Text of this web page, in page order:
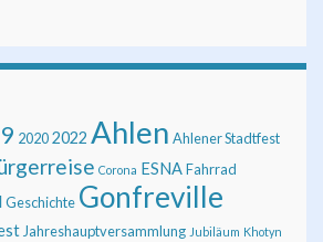
20202022 Ahlen Ahlener Stadtfest
Corona ESNAFahrrad
Geschichte Gonfreville
Jahreshauptversammlung Jubiläum Khotyn